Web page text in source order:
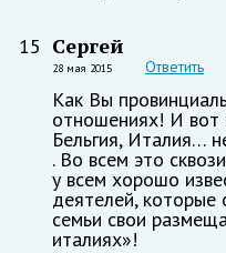
15 Сергей
28 мая 2015 Ответить
Как Вы
отношениях! И
Бельгия, Италия…
. Во всем это
у всем хорошо
деятелей, которые
семьи свои
италиях»!